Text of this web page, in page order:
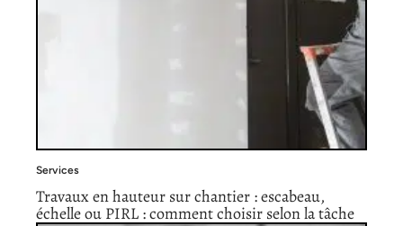
Services
Travaux en hauteur sur chantier : escabeau,
échelle ou PIRL : comment choisir selon la tâche